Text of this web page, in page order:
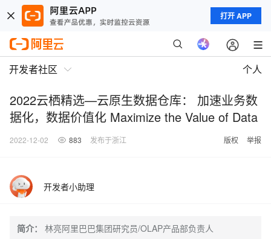
打开 APP
开发者社区 个人
2022云栖精选—云原生数据仓库： 加速业务数
据化，数据价值化 Maximize the Value of Data
2022-12-02 883 发布于浙江 版权 举报
开发者小助理
简介： 林亮阿里巴巴集团研究员/OLAP产品部负责人